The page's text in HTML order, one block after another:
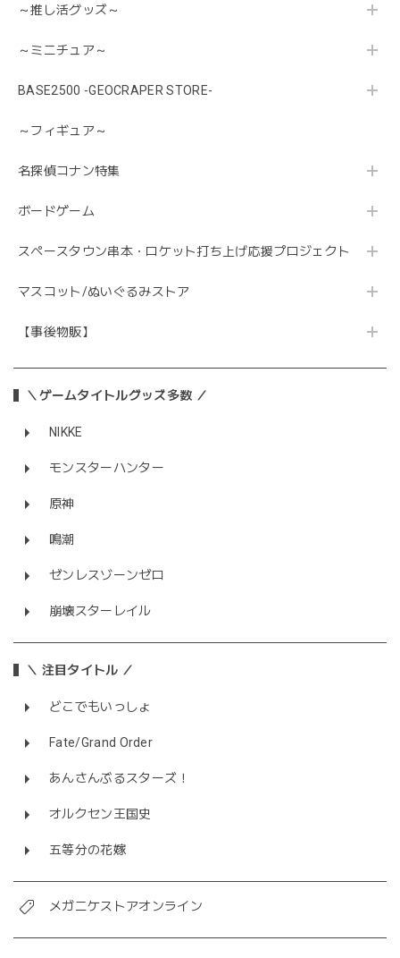
～推し活グッズ～
～ミニチュア～
BASE2500 -GEOCRAPER STORE-
～フィギュア～
名探偵コナン特集
ボードゲーム
スペースタウン串本・ロケット打ち上げ応援プロジェクト
マスコット/ぬいぐるみストア
【事後物販】
＼ゲームタイトルグッズ多数 ／
NIKKE
モンスターハンター
原神
鳴潮
ゼンレスゾーンゼロ
崩壊スターレイル
＼ 注目タイトル ／
どこでもいっしょ
Fate/Grand Order
あんさんぶるスターズ！
オルクセン王国史
五等分の花嫁
メガニケストアオンライン